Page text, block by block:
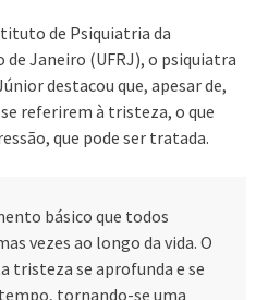
de Psiquiatria da
de Janeiro (UFRJ), o psiquiatra
destacou que, apesar de,
referirem à tristeza, o que
que pode ser tratada.
básico que todos
vezes ao longo da vida. O
tristeza se aprofunda e se
tornando-se uma